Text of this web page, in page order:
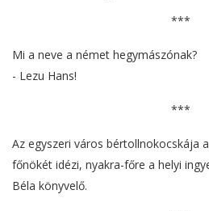
***
Mi a neve a német hegymászónak?
- Lezu Hans!
***
Az egyszeri város bértollnokocskája
főnökét idézi, nyakra-főre a helyi
Béla könyvelő.